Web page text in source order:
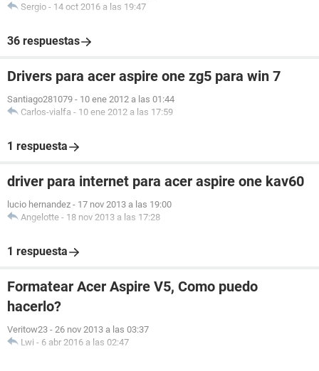
Sergio - 14 oct 2016 a las 19:47
36 respuestas
Drivers para acer aspire one zg5 para win 7
Santiago281079 - 10 ene 2012 a las 01:44
Carlos-vialfa - 10 ene 2012 a las 17:59
1 respuesta
driver para internet para acer aspire one kav60
lucio hernandez - 17 nov 2013 a las 19:00
Angelotte - 18 nov 2013 a las 17:28
1 respuesta
Formatear Acer Aspire V5, Como puedo
hacerlo?
Veritow23 - 26 nov 2013 a las 03:37
Lwi - 6 abr 2016 a las 02:47